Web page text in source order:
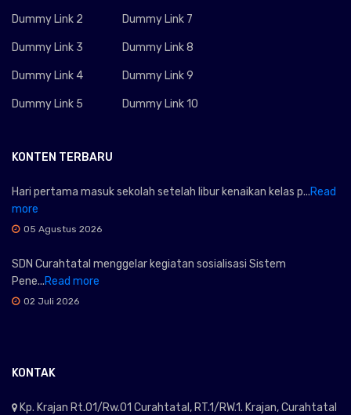
Dummy Link 2
Dummy Link 3
Dummy Link 4
Dummy Link 5
Dummy Link 7
Dummy Link 8
Dummy Link 9
Dummy Link 10
KONTEN TERBARU
Hari pertama masuk sekolah setelah libur kenaikan kelas p...Read
more
05 Agustus 2026
SDN Curahtatal menggelar kegiatan sosialisasi Sistem
Pene...Read more
02 Juli 2026
KONTAK
Kp. Krajan Rt.01/Rw.01 Curahtatal, RT.1/RW.1. Krajan, Curahtatal